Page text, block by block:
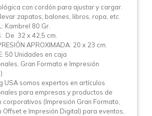
con cordón para ajustar y cargar.
zapatos, balones, libros, ropa, etc.
Kambrel 80 Gr.
De 32 x 42,5 cm.
APROXIMADA: 20 x 23 cm.
50 Unidades en caja
Gran Formato e Impresión
USA somos expertos en artículos
para empresas y productos de
corporativos (Impresión Gran Formato,
Offset e Impresión Digital) para eventos,